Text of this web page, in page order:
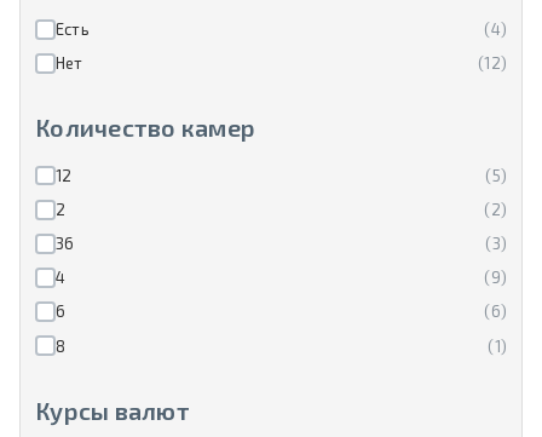
Есть
(4)
Нет
(12)
Количество камер
12
(5)
2
(2)
36
(3)
4
(9)
6
(6)
8
(1)
Курсы валют